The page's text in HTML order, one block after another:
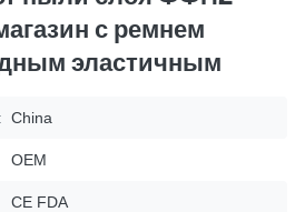
с ремнем
эластичным
China
OEM
CE FDA